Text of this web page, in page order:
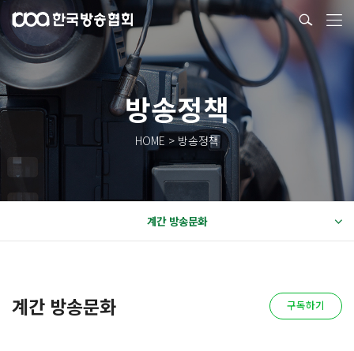
방송정책
HOME > 방송정책
계간 방송문화
계간 방송문화 구독하기